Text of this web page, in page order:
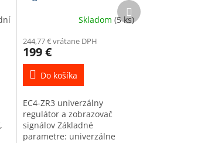
M
do panelu, 96x48 mm
Skladom (5 ks)
244,77 € vrátane DPH
199 €
Do košíka
EC4-ZR3 univerzálny
regulátor a zobrazovač
signálov Základné
parametre: univerzálne
Ďalší
produkt